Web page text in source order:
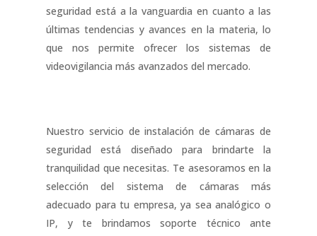
seguridad está a la vanguardia en cuanto a las
últimas tendencias y avances en la materia, lo
que nos permite ofrecer los sistemas de
videovigilancia más avanzados del mercado.
Nuestro servicio de instalación de cámaras de
seguridad está diseñado para brindarte la
tranquilidad que necesitas. Te asesoramos en la
selección del sistema de cámaras más
adecuado para tu empresa, ya sea analógico o
IP, y te brindamos soporte técnico ante